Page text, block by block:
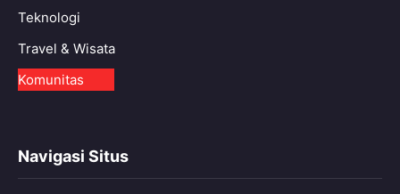
Teknologi
Travel & Wisata
Komunitas
Navigasi Situs